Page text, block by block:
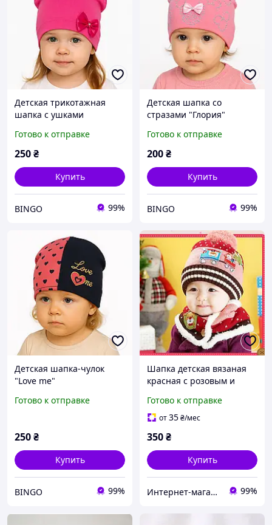
Детская трикотажная
шапка с ушками
Готово к отправке
250₴
Купить
BINGO 99%
Детская шапка со
стразами "Глория"
Готово к отправке
200₴
Купить
BINGO 99%
Детская шапка-чулок
"Love me"
Готово к отправке
250₴
Купить
BINGO 99%
Шапка детская вязаная
красная с розовым и
Готово к отправке
от35₴/мес
350₴
Купить
Интернет-магазин оригинальных кепок, рюкзаков и аксессуаров 99%